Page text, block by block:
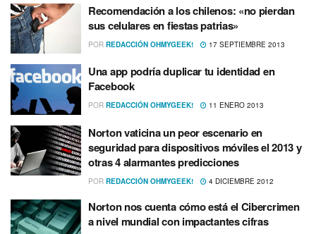
Recomendación a los chilenos: «no pierdan
sus celulares en fiestas patrias»
POR REDACCIÓN OHMYGEEK! 17 SEPTIEMBRE 2013
Una app podrí­a duplicar tu identidad en
Facebook
POR REDACCIÓN OHMYGEEK! 11 ENERO 2013
Norton vaticina un peor escenario en
seguridad para dispositivos móviles el 2013 y
otras 4 alarmantes predicciones
POR REDACCIÓN OHMYGEEK! 4 DICIEMBRE 2012
Norton nos cuenta cómo está el Cibercrimen
a nivel mundial con impactantes cifras